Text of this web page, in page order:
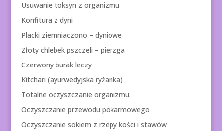
Usuwanie toksyn z organizmu
Konfitura z dyni
Placki ziemniaczono – dyniowe
Złoty chlebek pszczeli – pierzga
Czerwony burak leczy
Kitchari (ayurwedyjska ryżanka)
Totalne oczyszczanie organizmu.
Oczyszczanie przewodu pokarmowego
Oczyszczanie sokiem z rzepy kości i stawów